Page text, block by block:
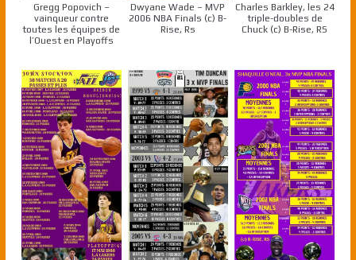
Gregg Popovich –
vainqueur contre
toutes les équipes de
l’Ouest en Playoffs
Dwyane Wade – MVP
2006 NBA Finals (c) B-
Rise, Rs
Charles Barkley, les 24
triple-doubles de
Chuck (c) B-Rise, RS